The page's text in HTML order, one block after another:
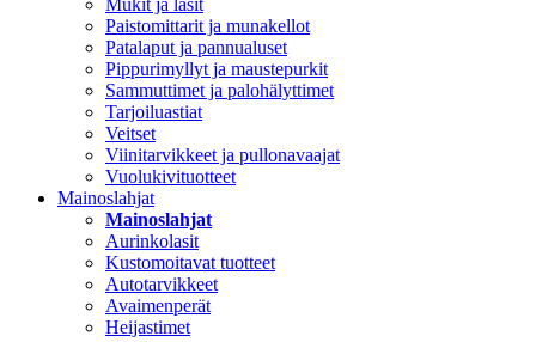
Mukit ja lasit
Paistomittarit ja munakellot
Patalaput ja pannualuset
Pippurimyllyt ja maustepurkit
Sammuttimet ja palohälyttimet
Tarjoiluastiat
Veitset
Viinitarvikkeet ja pullonavaajat
Vuolukivituotteet
Mainoslahjat
Mainoslahjat
Aurinkolasit
Kustomoitavat tuotteet
Autotarvikkeet
Avaimenperät
Heijastimet